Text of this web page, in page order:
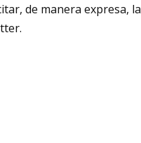
de manera expresa, la